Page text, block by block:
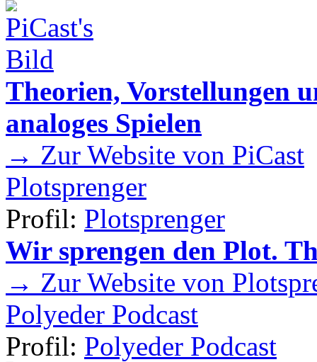
Theorien, Vorstellungen
analoges Spielen
→ Zur Website von PiCast
Plotsprenger
Profil: Plotsprenger
Wir sprengen den Plot.
→ Zur Website von
Polyeder Podcast
Profil: Polyeder Podcast